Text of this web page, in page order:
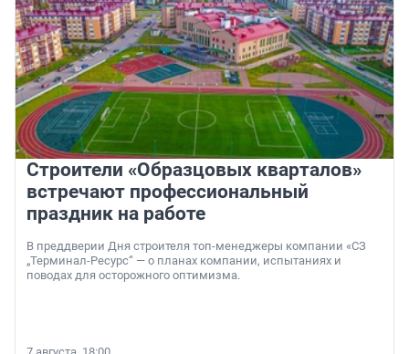
Строители «Образцовых кварталов»
встречают профессиональный
праздник на работе
В преддверии Дня строителя топ-менеджеры компании «СЗ
„Терминал-Ресурс“ — о планах компании, испытаниях и
поводах для осторожного оптимизма.